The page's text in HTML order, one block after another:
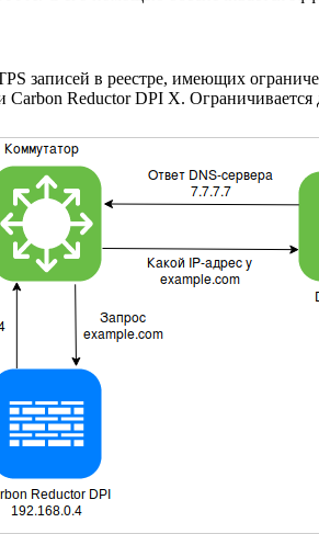
записей в реестре, имеющих
Carbon Reductor DPI X.